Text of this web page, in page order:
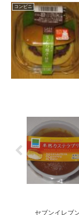
コンビニ
セブンイレブ